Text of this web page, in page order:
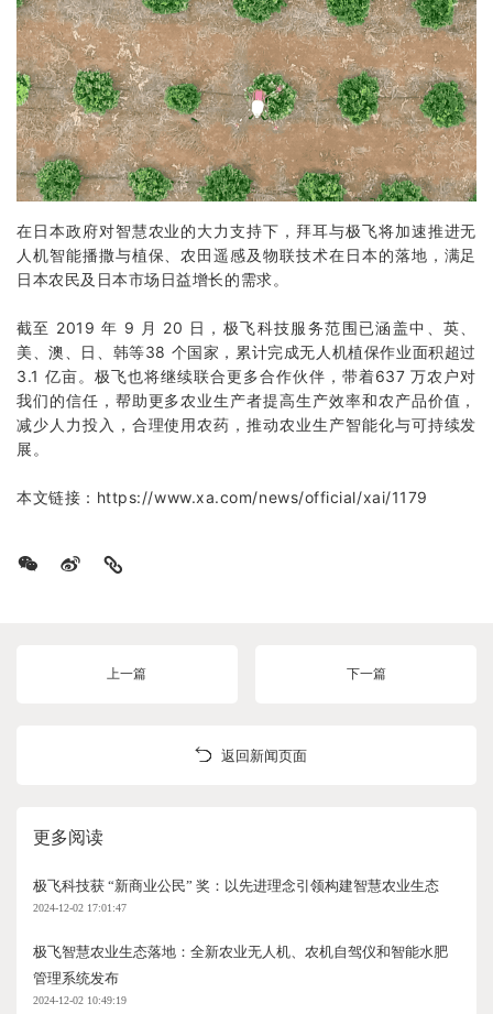
在日本政府对智慧农业的大力支持下，拜耳与极飞将加速推进无
人机智能播撒与植保、农田遥感及物联技术在日本的落地，满足
日本农民及日本市场日益增长的需求。
截至 2019 年 9 月 20 日，极飞科技服务范围已涵盖中、英、
美、澳、日、韩等38 个国家，累计完成无人机植保作业面积超过
3.1 亿亩。极飞也将继续联合更多合作伙伴，带着637 万农户对
我们的信任，帮助更多农业生产者提高生产效率和农产品价值，
减少人力投入，合理使用农药，推动农业生产智能化与可持续发
展。
本文链接： https://www.xa.com/news/official/xai/1179
上一篇 下一篇
返回新闻页面
更多阅读
极飞科技获 “新商业公民” 奖：以先进理念引领构建智慧农业生态
2024-12-02 17:01:47
极飞智慧农业生态落地：全新农业无人机、农机自驾仪和智能水肥
管理系统发布
2024-12-02 10:49:19